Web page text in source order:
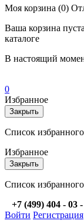
Моя корзина (0)
Ваша корзина
каталоге
В настоящий
0
Избранное
Закрыть
Список
Избранное
Закрыть
Список
+7 (499) 404 - 03
Войти Регистрация